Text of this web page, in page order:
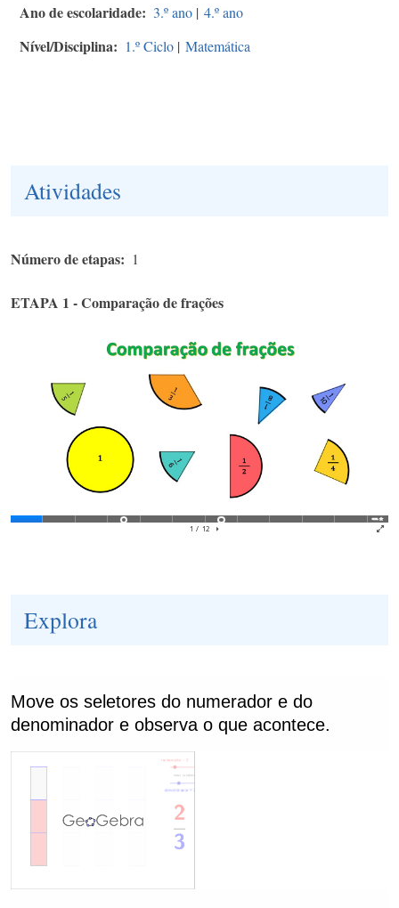
Ano de escolaridade 3.º ano | 4.º ano
Nível/Disciplina 1.º Ciclo | Matemática
Atividades
Número de etapas 1
ETAPA 1 - Comparação de frações
Explora